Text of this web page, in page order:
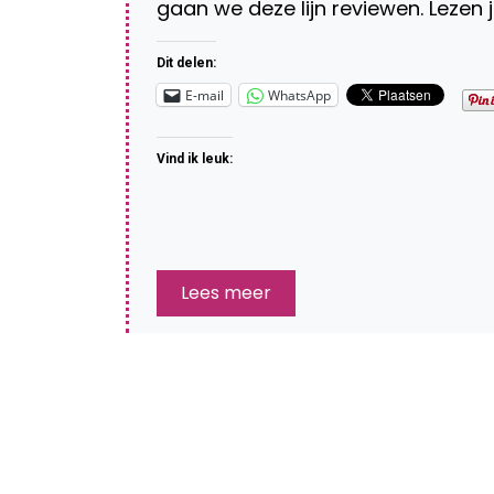
gaan we deze lijn reviewen. Lezen
Dit delen:
E-mail WhatsApp
Vind ik leuk:
Lees meer